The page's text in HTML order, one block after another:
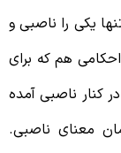
یکی را ناصبی و
هم که برای
ناصبی آمده
معنای ناصبی.